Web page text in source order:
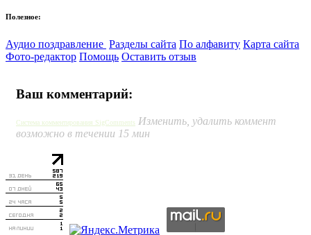
Полезное:
Аудио поздравление Разделы сайта По алфавиту Карта сайта
Фото-редактор Помощь Оставить отзыв
Ваш комментарий:
Система комментирования SigComments Изменить, удалить коммент
возможно в течении 15 мин